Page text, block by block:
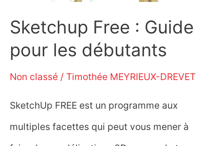
?
Sketchup Free : Guide
pour les débutants
Non classé / Timothée MEYRIEUX-DREVET
SketchUp FREE est un programme aux
multiples facettes qui peut vous mener à